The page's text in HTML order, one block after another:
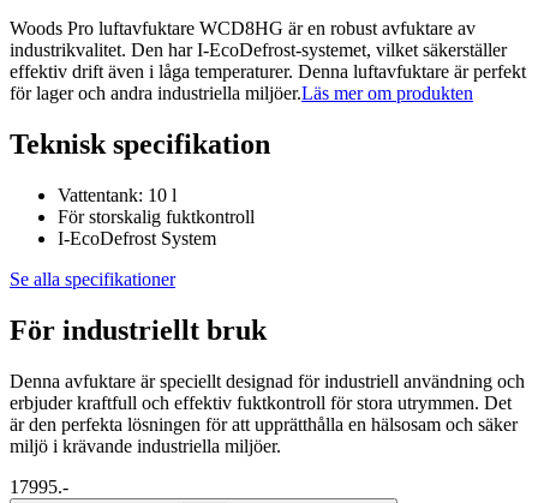
Woods Pro luftavfuktare WCD8HG är en robust avfuktare av
industrikvalitet. Den har I-EcoDefrost-systemet, vilket säkerställer
effektiv drift även i låga temperaturer. Denna luftavfuktare är perfekt
för lager och andra industriella miljöer.Läs mer om produkten
Teknisk specifikation
Vattentank: 10 l
För storskalig fuktkontroll
I-EcoDefrost System
Se alla specifikationer
För industriellt bruk
Denna avfuktare är speciellt designad för industriell användning och
erbjuder kraftfull och effektiv fuktkontroll för stora utrymmen. Det
är den perfekta lösningen för att upprätthålla en hälsosam och säker
miljö i krävande industriella miljöer.
17995.-